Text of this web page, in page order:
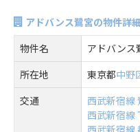
アドバンス鷺宮の物件詳細
物件名
アドバンス
所在地
東京都中野
交通
西武新宿線
西武新宿線